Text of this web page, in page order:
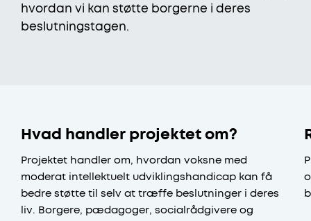
hvordan vi kan støtte borgerne i deres
beslutningstagen.
Hvad handler projektet om?
Projektet handler om, hvordan voksne med
moderat intellektuelt udviklingshandicap kan få
bedre støtte til selv at træffe beslutninger i deres
liv. Borgere, pædagoger, socialrådgivere og